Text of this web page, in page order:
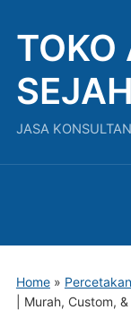
TOKO
JASA
Home» Percetakan
| Murah, Custom,